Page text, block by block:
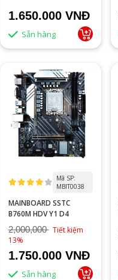
1.650.000 VNĐ
Sẵn hàng
Mã SP:
MBIT0038
MAINBOARD SSTC
B760M HDV Y1 D4
2,000,000 Tiết kiệm
13%
1.750.000 VNĐ
Sẵn hàng